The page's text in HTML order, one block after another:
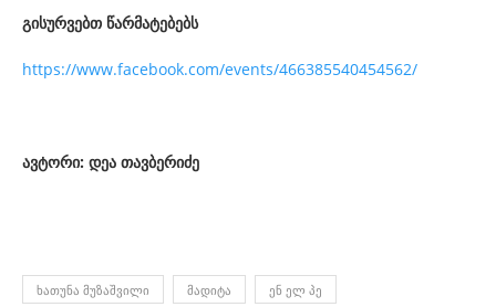
გისურვებთ წარმატებებს
https://www.facebook.com/events/466385540454562/
ავტორი: დეა თავბერიძე
ᲮᲐᲗᲣᲜᲐ ᲛᲣᲖᲐᲨᲕᲘᲚᲘ ᲛᲐᲓᲘᲢᲐ ᲔᲜ ᲔᲚ ᲞᲔ